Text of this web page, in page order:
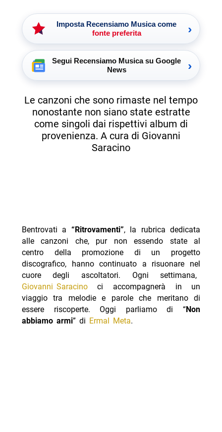
Imposta Recensiamo Musica come
fonte preferita
›
Segui Recensiamo Musica su Google
News
›
Le canzoni che sono rimaste nel tempo
nonostante non siano state estratte
come singoli dai rispettivi album di
provenienza. A cura di Giovanni
Saracino
Bentrovati a “Ritrovamenti”, la rubrica dedicata
alle canzoni che, pur non essendo state al
centro della promozione di un progetto
discografico, hanno continuato a risuonare nel
cuore degli ascoltatori. Ogni settimana,
Giovanni Saracinoci accompagnerà in un
viaggio tra melodie e parole che meritano di
essere riscoperte. Oggi parliamo di “Non
abbiamo armi” di Ermal Meta.